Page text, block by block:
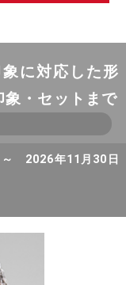
に対応した形
象・セットまで
2026年11月30日